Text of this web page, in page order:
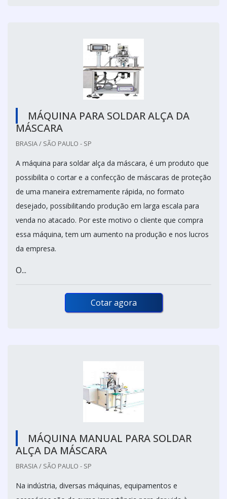
MÁQUINA PARA SOLDAR ALÇA DA
MÁSCARA
BRASIA / SÃO PAULO - SP
A máquina para soldar alça da máscara, é um produto que
possibilita o cortar e a confecção de máscaras de proteção
de uma maneira extremamente rápida, no formato
desejado, possibilitando produção em larga escala para
venda no atacado. Por este motivo o cliente que compra
essa máquina, tem um aumento na produção e nos lucros
da empresa.
O...
Cotar agora
MÁQUINA MANUAL PARA SOLDAR
ALÇA DA MÁSCARA
BRASIA / SÃO PAULO - SP
Na indústria, diversas máquinas, equipamentos e